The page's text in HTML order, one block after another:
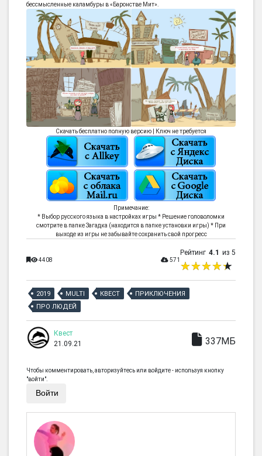
бессмысленные каламбуры в «Баронстве Мит».
Скачать бесплатно полную версию | Ключ не требуется
Примечание:
* Выбор русского языка в настройках игры * Решение головоломки
смотрите в папке Загадка (находится в папке установки игры) * При
выходe из игры не забывайте сохранить свой прогресс
4408 571
Рейтинг 4.1 из 5
2019 MULTI КВЕСТ
ПРИКЛЮЧЕНИЯ
ПРО ЛЮДЕЙ
Квест
21.09.21
337МБ
Чтобы комментировать, авторизуйтесь или войдите - используя кнопку
"войти".
Войти